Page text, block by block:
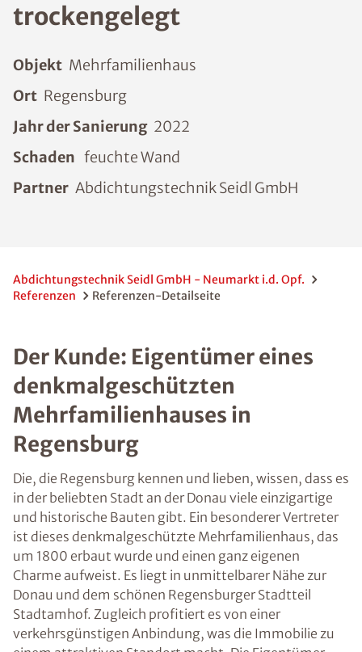
trockengelegt
Objekt Mehrfamilienhaus
Ort Regensburg
Jahr der Sanierung 2022
Schaden feuchte Wand
Partner Abdichtungstechnik Seidl GmbH
Abdichtungstechnik Seidl GmbH - Neumarkt i.d. Opf.
Referenzen
Referenzen-Detailseite
Der Kunde: Eigentümer eines
denkmalgeschützten
Mehrfamilienhauses in
Regensburg
Die, die Regensburg kennen und lieben, wissen, dass es
in der beliebten Stadt an der Donau viele einzigartige
und historische Bauten gibt. Ein besonderer Vertreter
ist dieses denkmalgeschützte Mehrfamilienhaus, das
um 1800 erbaut wurde und einen ganz eigenen
Charme aufweist. Es liegt in unmittelbarer Nähe zur
Donau und dem schönen Regensburger Stadtteil
Stadtamhof. Zugleich profitiert es von einer
verkehrsgünstigen Anbindung, was die Immobilie zu